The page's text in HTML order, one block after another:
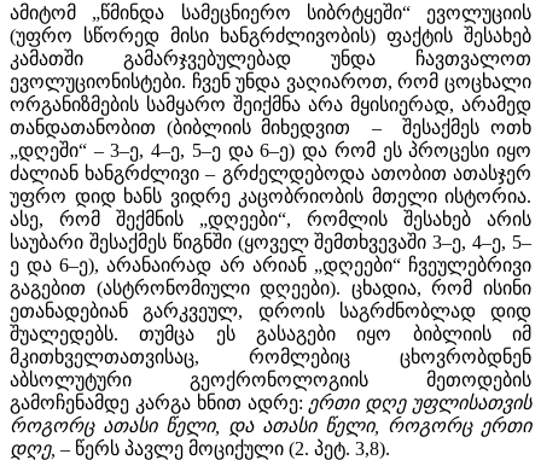
ამიტომ „წმინდა სამეცნიერო სიბრტყეში“ ევოლუციის
(უფრო სწორედ მისი ხანგრძლივობის) ფაქტის შესახებ
კამათში გამარჯვებულებად უნდა ჩავთვალოთ
ევოლუციონისტები. ჩვენ უნდა ვაღიაროთ, რომ ცოცხალი
ორგანიზმების სამყარო შეიქმნა არა მყისიერად, არამედ
თანდათანობით (ბიბლიის მიხედვით – შესაქმეს ოთხ
„დღეში“ – 3–ე, 4–ე, 5–ე და 6–ე) და რომ ეს პროცესი იყო
ძალიან ხანგრძლივი – გრძელდებოდა ათობით ათასჯერ
უფრო დიდ ხანს ვიდრე კაცობრიობის მთელი ისტორია.
ასე, რომ შექმნის „დღეები“, რომლის შესახებ არის
საუბარი შესაქმეს წიგნში (ყოველ შემთხვევაში 3–ე, 4–ე, 5–
ე და 6–ე), არანაირად არ არიან „დღეები“ ჩვეულებრივი
გაგებით (ასტრონომიული დღეები). ცხადია, რომ ისინი
ეთანადებიან გარკვეულ, დროის საგრძნობლად დიდ
შუალედებს. თუმცა ეს გასაგები იყო ბიბლიის იმ
მკითხველთათვისაც, რომლებიც ცხოვრობდნენ
აბსოლუტური გეოქრონოლოგიის მეთოდების
გამოჩენამდე კარგა ხნით ადრე: ერთი დღე უფლისათვის
როგორც ათასი წელი, და ათასი წელი, როგორც ერთი
დღე, – წერს პავლე მოციქული (2. პეტ. 3,8).